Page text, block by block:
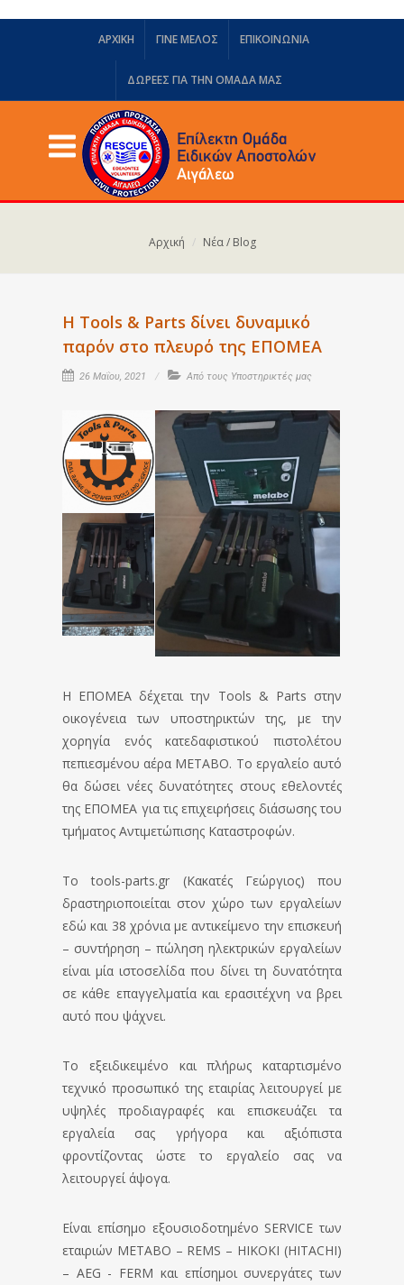
ΑΡΧΙΚΗ ΓΙΝΕ ΜΕΛΟΣ ΕΠΙΚΟΙΝΩΝΙΑ
ΔΩΡΕΈΣ ΓΙΑ ΤΗΝ ΟΜΆΔΑ ΜΑΣ
Αρχική Νέα / Blog
Η Tools & Parts δίνει δυναμικό
παρόν στο πλευρό της ΕΠΟΜΕΑ
26 Μαΐου, 2021 Από τους Υποστηρικτές μας
Η ΕΠΟΜΕΑ δέχεται την Tools & Parts στην
οικογένεια των υποστηρικτών της, με την
χορηγία ενός κατεδαφιστικού πιστολέτου
πεπιεσμένου αέρα METABO. Το εργαλείο αυτό
θα δώσει νέες δυνατότητες στους εθελοντές
της ΕΠΟΜΕΑ για τις επιχειρήσεις διάσωσης του
τμήματος Αντιμετώπισης Καταστροφών.
Το tools-parts.gr (Κακατές Γεώργιος) που
δραστηριοποιείται στον χώρο των εργαλείων
εδώ και 38 χρόνια με αντικείμενο την επισκευή
– συντήρηση – πώληση ηλεκτρικών εργαλείων
είναι μία ιστοσελίδα που δίνει τη δυνατότητα
σε κάθε επαγγελματία και ερασιτέχνη να βρει
αυτό που ψάχνει.
Το εξειδικειμένο και πλήρως καταρτισμένο
τεχνικό προσωπικό της εταιρίας λειτουργεί με
υψηλές προδιαγραφές και επισκευάζει τα
εργαλεία σας γρήγορα και αξιόπιστα
φροντίζοντας ώστε το εργαλείο σας να
λειτουργεί άψογα.
Είναι επίσημο εξουσιοδοτημένο SERVICE των
εταιριών METABO – REMS – HIKOKI (HITACHI)
– AEG - FERM και επίσημοι συνεργάτες των